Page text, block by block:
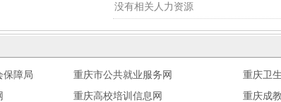
没有相关人力资源
保障局 重庆市公共就业服务网 重庆卫
重庆高校培训信息网 重庆成